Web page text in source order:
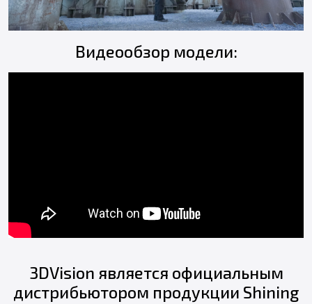
Видеообзор модели:
3DVision является официальным
дистрибьютором продукции Shining